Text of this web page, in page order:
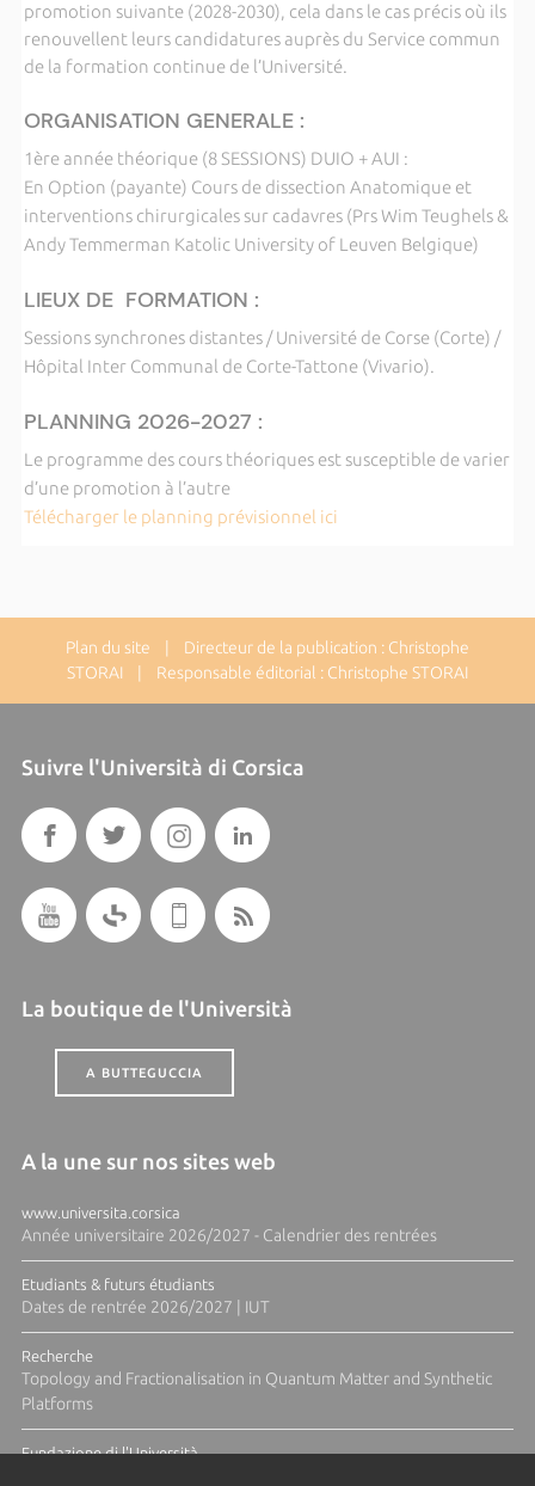
promotion suivante (2028-2030), cela dans le cas précis où ils
renouvellent leurs candidatures auprès du Service commun
de la formation continue de l’Université.
ORGANISATION GENERALE :
1ère année théorique (8 SESSIONS) DUIO + AUI :
En Option (payante) Cours de dissection Anatomique et
interventions chirurgicales sur cadavres (Prs Wim Teughels &
Andy Temmerman Katolic University of Leuven Belgique)
LIEUX DE FORMATION :
Sessions synchrones distantes / Université de Corse (Corte) /
Hôpital Inter Communal de Corte-Tattone (Vivario).
PLANNING 2026-2027 :
Le programme des cours théoriques est susceptible de varier
d’une promotion à l’autre
Télécharger le planning prévisionnel ici
Plan du site | Directeur de la publication : Christophe
STORAI | Responsable éditorial : Christophe STORAI
Suivre l'Università di Corsica
La boutique de l'Università
A BUTTEGUCCIA
A la une sur nos sites web
www.universita.corsica
Année universitaire 2026/2027 - Calendrier des rentrées
Etudiants & futurs étudiants
Dates de rentrée 2026/2027 | IUT
Recherche
Topology and Fractionalisation in Quantum Matter and Synthetic
Platforms
Fundazione di l'Università